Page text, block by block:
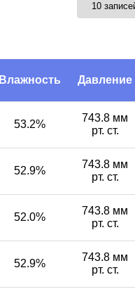
Влажность Давление
53.2%
743.8 мм
рт. ст.
52.9%
743.8 мм
рт. ст.
52.0%
743.8 мм
рт. ст.
52.9%
743.8 мм
рт. ст.